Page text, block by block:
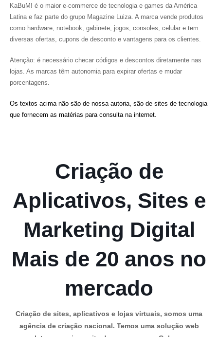
KaBuM! é o maior e-commerce de tecnologia e games da América
Latina e faz parte do grupo Magazine Luiza. A marca vende produtos
como hardware, notebook, gabinete, jogos, consoles, celular e tem
diversas ofertas, cupons de desconto e vantagens para os clientes.
Atenção: é necessário checar códigos e descontos diretamente nas
lojas. As marcas têm autonomia para expirar ofertas e mudar
porcentagens.
Os textos acima não são de nossa autoria, são de sites de tecnologia
que fornecem as matérias para consulta na internet.
Criação de
Aplicativos, Sites e
Marketing Digital
Mais de 20 anos no
mercado
Criação de sites, aplicativos e lojas virtuais, somos uma
agência de criação nacional. Temos uma solução web